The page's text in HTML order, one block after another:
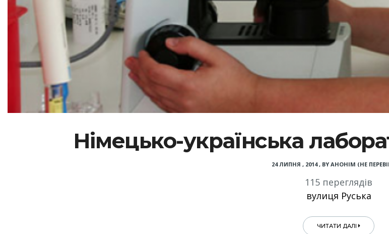
Німецько-українська
24 ЛИПНЯ , 2014, BY АНОНІМ (НЕ
115 переглядів
вулиця Руська
ЧИТАТИ ДАЛІ